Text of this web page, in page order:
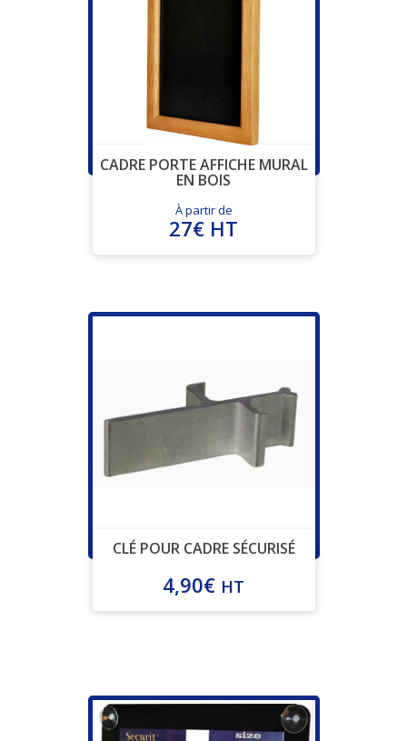
CADRE PORTE AFFICHE MURAL
EN BOIS
À partir de
27€ HT
CLÉ POUR CADRE SÉCURISÉ
4,90€ HT